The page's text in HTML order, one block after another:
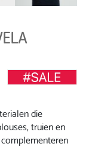
die
truien en